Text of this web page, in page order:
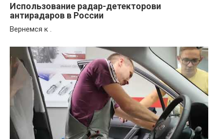
Использование радар-детекторови
антирадаров в России
Вернемся к .